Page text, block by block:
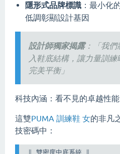
隱形式品牌標識 ：最小化
低調彰顯設計基因
設計師獨家揭露：「我們
入鞋底結構，讓力量訓
完美平衡」
科技內涵：看不見的卓越性能
這雙PUMA 訓練鞋 女的非凡
技密碼中：
∥ 雙密度中底系統 ∥